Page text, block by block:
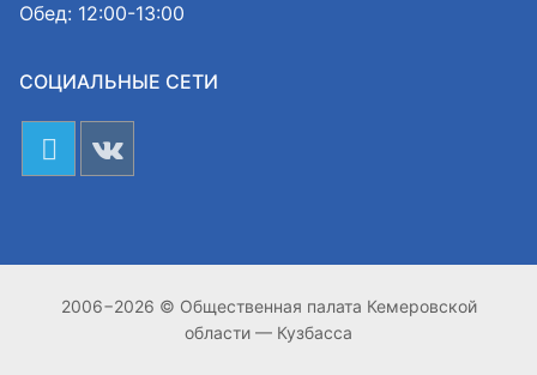
Обед: 12:00-13:00
СОЦИАЛЬНЫЕ СЕТИ
2006−2026 © Общественная палата Кемеровской
области — Кузбасса